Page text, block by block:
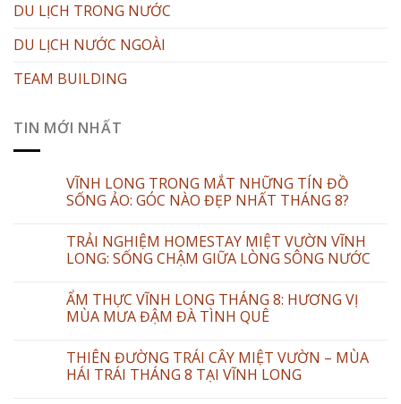
DU LỊCH TRONG NƯỚC
DU LỊCH NƯỚC NGOÀI
TEAM BUILDING
TIN MỚI NHẤT
VĨNH LONG TRONG MẮT NHỮNG TÍN ĐỒ
SỐNG ẢO: GÓC NÀO ĐẸP NHẤT THÁNG 8?
TRẢI NGHIỆM HOMESTAY MIỆT VƯỜN VĨNH
LONG: SỐNG CHẬM GIỮA LÒNG SÔNG NƯỚC
ẨM THỰC VĨNH LONG THÁNG 8: HƯƠNG VỊ
MÙA MƯA ĐẬM ĐÀ TÌNH QUÊ
THIÊN ĐƯỜNG TRÁI CÂY MIỆT VƯỜN – MÙA
HÁI TRÁI THÁNG 8 TẠI VĨNH LONG